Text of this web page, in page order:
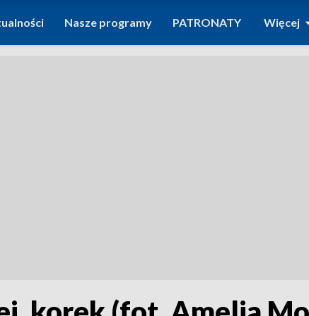
Nasze programy PATRONATY Więcej